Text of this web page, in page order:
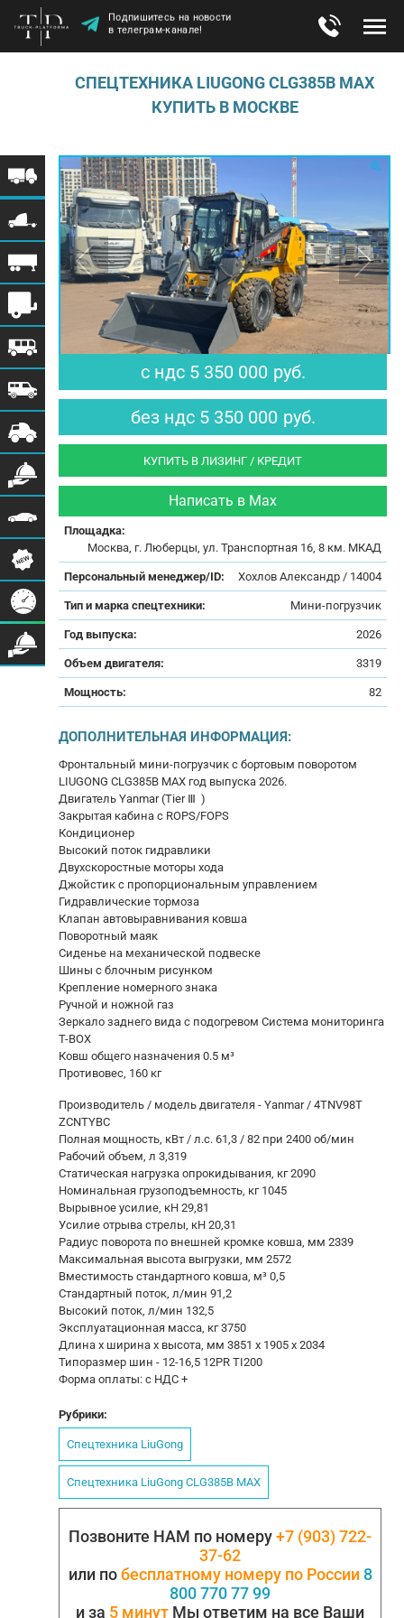
Подпишитесь на новости
в телеграм-канале!
СПЕЦТЕХНИКА LIUGONG CLG385B MAX
КУПИТЬ В МОСКВЕ
$ 66 049 € 56 915
с ндс 5 350 000 руб.
без ндс 5 350 000 руб.
КУПИТЬ В ЛИЗИНГ / КРЕДИТ
Написать в Max
Площадка:
Москва, г. Люберцы, ул. Транспортная 16, 8 км. МКАД
Персональный менеджер/ID: Хохлов Александр / 14004
Тип и марка спецтехники: Мини-погрузчик
Год выпуска: 2026
Объем двигателя: 3319
Мощность: 82
ДОПОЛНИТЕЛЬНАЯ ИНФОРМАЦИЯ:
Фронтальный мини-погрузчик с бортовым поворотом
LIUGONG CLG385B MAX год выпуска 2026.
Двигатель Yanmar (Тiеr Ⅲ )
Закрытая кабина с ROPS/FOPS
Кондиционер
Высокий поток гидравлики
Двухскоростные моторы хода
Джойстик с пропорциональным управлением
Гидравлические тормоза
Клапан автовыравнивания ковша
Поворотный маяк
Сиденье на механической подвеске
Шины с блочным рисунком
Крепление номерного знака
Ручной и ножной газ
Зеркало заднего вида с подогревом Система мониторинга
T-BOX
Ковш общего назначения 0.5 м³
Противовес, 160 кг
Производитель / модель двигателя - Yanmar / 4TNV98T
ZCNTYBC
Полная мощность, кВт / л.с. 61,3 / 82 при 2400 об/мин
Рабочий объем, л 3,319
Статическая нагрузка опрокидывания, кг 2090
Номинальная грузоподъемность, кг 1045
Вырывное усилие, кН 29,81
Усилие отрыва стрелы, кН 20,31
Радиус поворота по внешней кромке ковша, мм 2339
Максимальная высота выгрузки, мм 2572
Вместимость стандартного ковша, м³ 0,5
Стандартный поток, л/мин 91,2
Высокий поток, л/мин 132,5
Эксплуатационная масса, кг 3750
Длина х ширина х высота, мм 3851 x 1905 x 2034
Типоразмер шин - 12-16,5 12PR TI200
Форма оплаты: с НДС +
Рубрики:
Спецтехника LiuGong
Спецтехника LiuGong CLG385B MAX
Позвоните НАМ по номеру+7 (903) 722-
37-62
или побесплатному номеру по России 8
800 770 77 99
и за 5 минут Мы ответим на все Ваши